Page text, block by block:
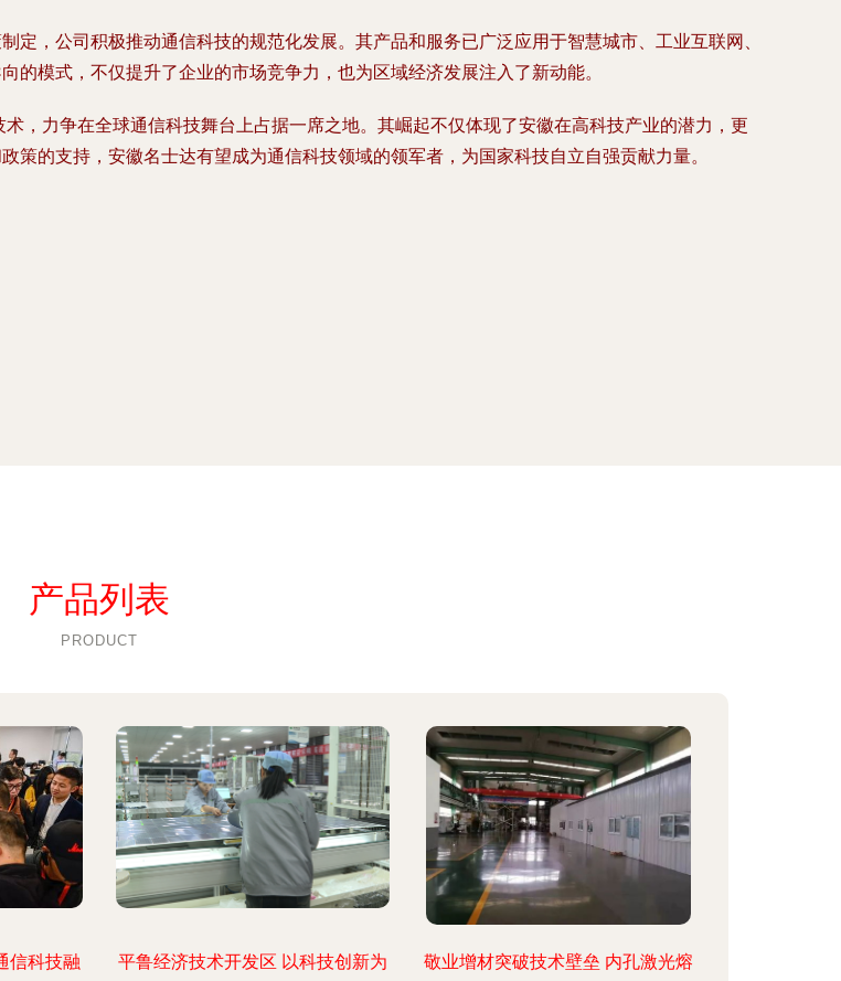
，公司积极推动通信科技的规范化发展。其产品和服务已广泛应用于智慧城市、工业互联网、
模式，不仅提升了企业的市场竞争力，也为区域经济发展注入了新动能。
，力争在全球通信科技舞台上占据一席之地。其崛起不仅体现了安徽在高科技产业的潜力，更
的支持，安徽名士达有望成为通信科技领域的领军者，为国家科技自立自强贡献力量。
产品列表
PRODUCT
信科技融
平鲁经济技术开发区 以科技创新为
敬业增材突破技术壁垒 内孔激光熔